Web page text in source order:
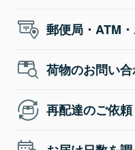
郵便局・ATM
荷物のお問い
再配達のご依頼